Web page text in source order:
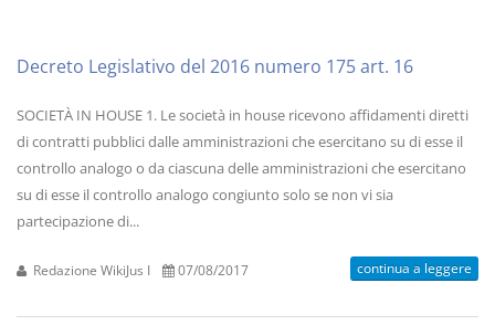
Decreto Legislativo del 2016 numero 175 art. 16
SOCIETÀ IN HOUSE 1. Le società in house ricevono affidamenti diretti
di contratti pubblici dalle amministrazioni che esercitano su di esse il
controllo analogo o da ciascuna delle amministrazioni che esercitano
su di esse il controllo analogo congiunto solo se non vi sia
partecipazione di...
Redazione WikiJus I 07/08/2017 continua a leggere